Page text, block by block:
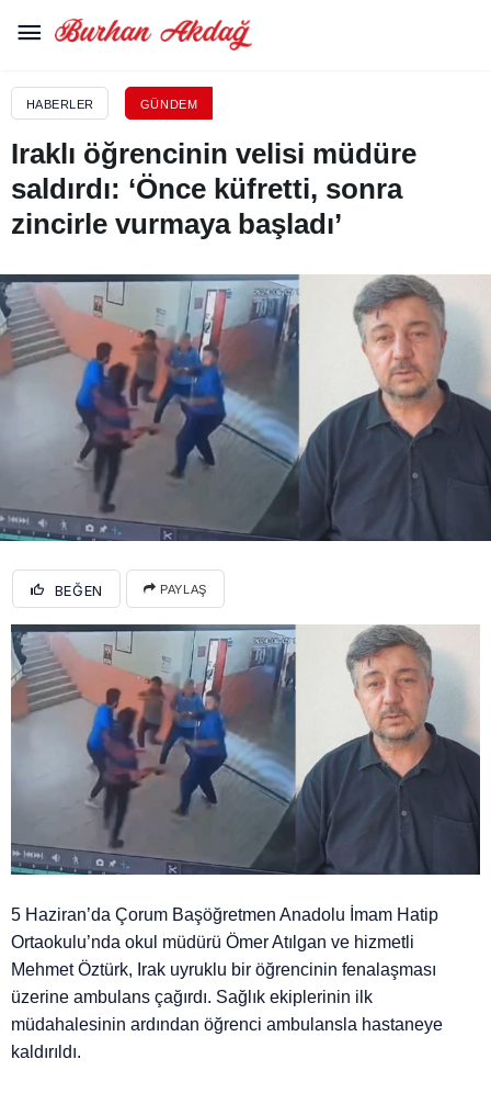
HABERLER GÜNDEM
Iraklı öğrencinin velisi müdüre
saldırdı: ‘Önce küfretti, sonra
zincirle vurmaya başladı’
BEĞEN PAYLAŞ
5 Haziran’da Çorum Başöğretmen Anadolu İmam Hatip
Ortaokulu’nda okul müdürü Ömer Atılgan ve hizmetli
Mehmet Öztürk, Irak uyruklu bir öğrencinin fenalaşması
üzerine ambulans çağırdı. Sağlık ekiplerinin ilk
müdahalesinin ardından öğrenci ambulansla hastaneye
kaldırıldı.